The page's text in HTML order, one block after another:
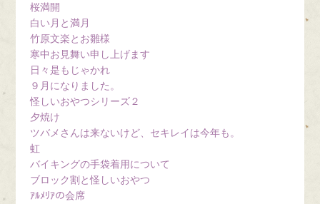
桜満開
白い月と満月
竹原文楽とお雛様
寒中お見舞い申し上げます
日々是もじゃかれ
９月になりました。
怪しいおやつシリーズ２
夕焼け
ツバメさんは来ないけど、セキレイは今年も。
虹
バイキングの手袋着用について
ブロック割と怪しいおやつ
ｱﾙﾒﾘｱの会席